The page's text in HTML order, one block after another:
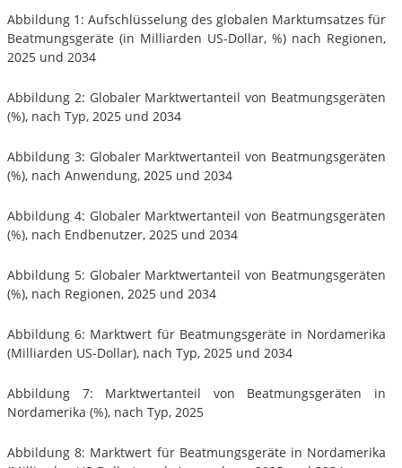
Abbildung 1: Aufschlüsselung des globalen Marktumsatzes für
Beatmungsgeräte (in Milliarden US-Dollar, %) nach Regionen,
2025 und 2034
Abbildung 2: Globaler Marktwertanteil von Beatmungsgeräten
(%), nach Typ, 2025 und 2034
Abbildung 3: Globaler Marktwertanteil von Beatmungsgeräten
(%), nach Anwendung, 2025 und 2034
Abbildung 4: Globaler Marktwertanteil von Beatmungsgeräten
(%), nach Endbenutzer, 2025 und 2034
Abbildung 5: Globaler Marktwertanteil von Beatmungsgeräten
(%), nach Regionen, 2025 und 2034
Abbildung 6: Marktwert für Beatmungsgeräte in Nordamerika
(Milliarden US-Dollar), nach Typ, 2025 und 2034
Abbildung 7: Marktwertanteil von Beatmungsgeräten in
Nordamerika (%), nach Typ, 2025
Abbildung 8: Marktwert für Beatmungsgeräte in Nordamerika